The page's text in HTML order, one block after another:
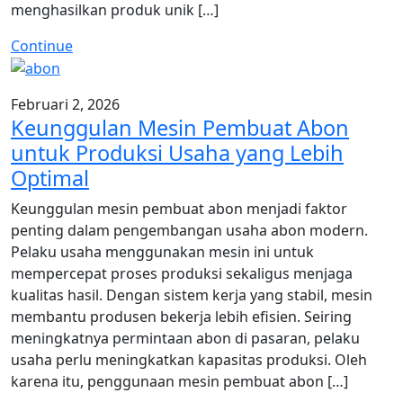
menghasilkan produk unik […]
Continue
Februari 2, 2026
Keunggulan Mesin Pembuat Abon
untuk Produksi Usaha yang Lebih
Optimal
Keunggulan mesin pembuat abon menjadi faktor
penting dalam pengembangan usaha abon modern.
Pelaku usaha menggunakan mesin ini untuk
mempercepat proses produksi sekaligus menjaga
kualitas hasil. Dengan sistem kerja yang stabil, mesin
membantu produsen bekerja lebih efisien. Seiring
meningkatnya permintaan abon di pasaran, pelaku
usaha perlu meningkatkan kapasitas produksi. Oleh
karena itu, penggunaan mesin pembuat abon […]